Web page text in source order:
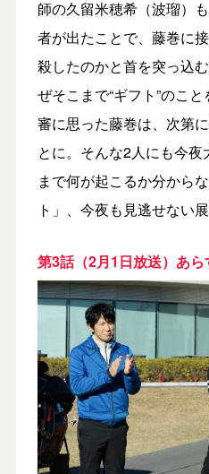
師の久留米穂希（波瑠）
者が出たことで、藤巻に
殺したのかと首を突っ込
ぜそこまで“ギフト”のこ
審に思った藤巻は、次第
とに。そんな2人にも今
まで何が起こるか分から
ト」、今夜も見逃せない
第3話（2月1日放送）あら